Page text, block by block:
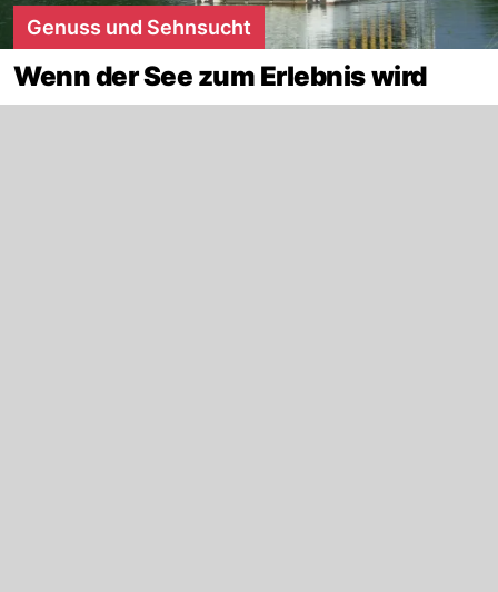
Genuss und Sehnsucht
Wenn der See zum Erlebnis wird